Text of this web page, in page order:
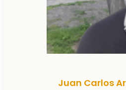
Juan Carlos